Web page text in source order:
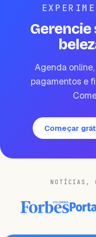
Gerencie
Agenda
pagamentos e
Começar
NOTÍCIAS,